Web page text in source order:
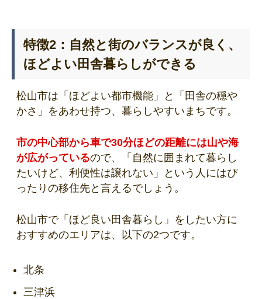
特徴2：自然と街のバランスが良く、
ほどよい田舎暮らしができる
松山市は「ほどよい都市機能」と「田舎の穏や
かさ」をあわせ持つ、暮らしやすいまちです。
市の中心部から車で30分ほどの距離には山や海
が広がっているので、「自然に囲まれて暮らし
たいけど、利便性は譲れない」という人にはぴ
ったりの移住先と言えるでしょう。
松山市で「ほど良い田舎暮らし」をしたい方に
おすすめのエリアは、以下の2つです。
北条
三津浜